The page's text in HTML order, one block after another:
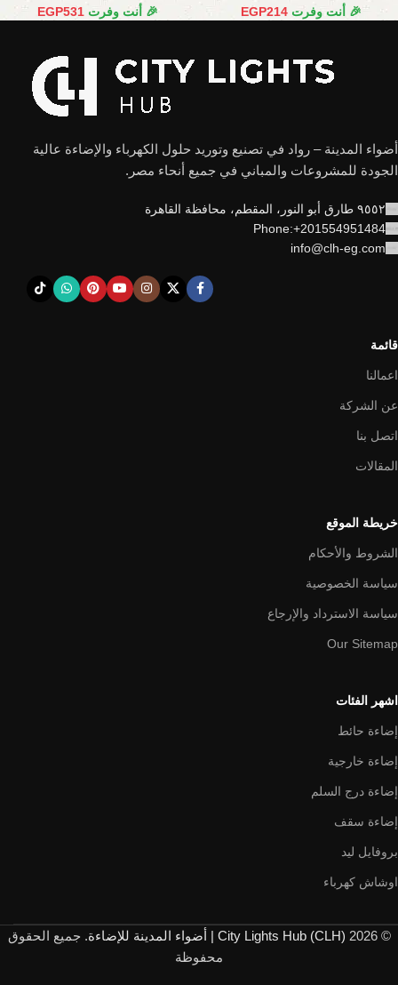
🎉 أنت وفرت EGP214 🎉 أنت وفرت EGP531
أضواء المدينة – رواد في تصنيع وتوريد حلول الكهرباء والإضاءة عالية
الجودة للمشروعات والمباني في جميع أنحاء مصر.
٩٥٥٢ طارق أبو النور، المقطم، محافظة القاهرة
Phone:+201554951484
info@clh-eg.com
قائمة
اعمالنا
عن الشركة
اتصل بنا
المقالات
خريطة الموقع
الشروط والأحكام
سياسة الخصوصية
سياسة الاسترداد والإرجاع
Our Sitemap
اشهر الفئات
إضاءة حائط
إضاءة خارجية
إضاءة درج السلم
إضاءة سقف
بروفايل ليد
اوشاش كهرباء
© 2026 City Lights Hub (CLH) | أضواء المدينة للإضاءة
. جميع الحقوق
محفوظة